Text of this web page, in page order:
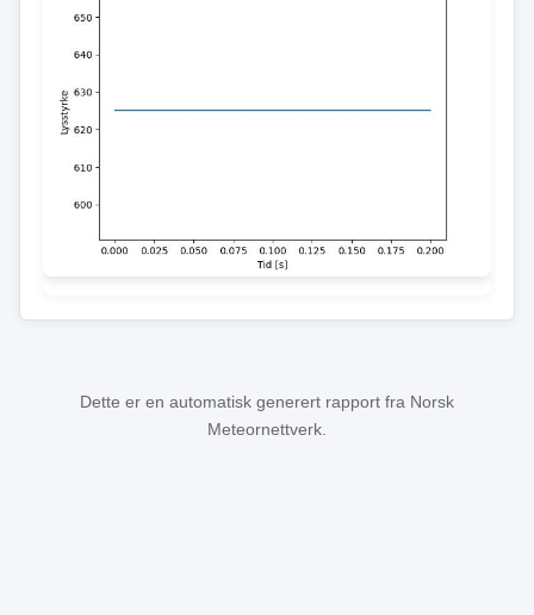
Dette er en automatisk generert rapport fra Norsk
Meteornettverk.